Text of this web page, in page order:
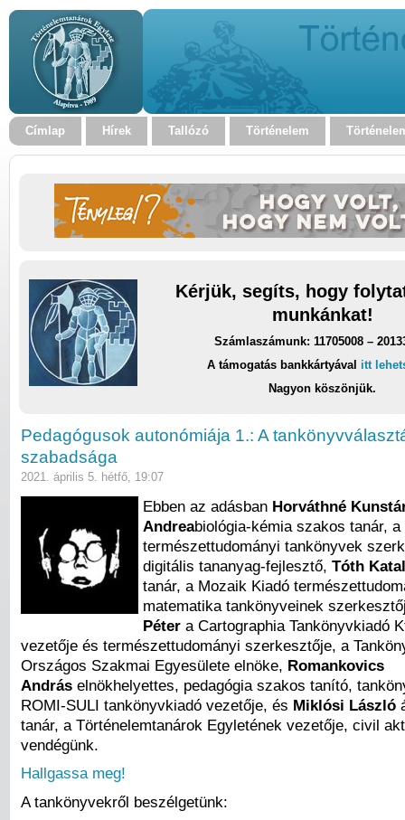
Címlap Hírek Tallózó Történelem
Kérjük, segíts, hogy
munkánkat!
Számlaszámunk: 11705008 –
A támogatás bankkártyával itt
Nagyon köszönjük.
Pedagógusok autonómiája 1.: A
szabadsága
2021. április 5. hétfő, 19:07
Ebben az adásban Horváthné
Andreabiológia-kémia szakos tanár,
természettudományi tankönyvek
digitális tananyag-fejlesztő, Tóth
tanár, a Mozaik Kiadó
matematika tankönyveinek
Péter a Cartographia Tankönyvkiadó
vezetője és természettudományi szerkesztője, a
Országos Szakmai Egyesülete elnöke, Romankovics
András elnökhelyettes, pedagógia szakos tanító,
ROMI-SULI tankönyvkiadó vezetője, és Miklósi László
tanár, a Történelemtanárok Egyletének vezetője, civil
vendégünk.
Hallgassa meg!
A tankönyvekről beszélgetünk: